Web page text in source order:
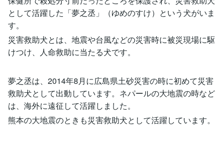
として活躍した「夢之丞」（ゆめのすけ）という犬がいま
す。
災害救助犬とは、地震や台風などの災害時に被災現場に駆
けつけ、人命救助に当たる犬です。
夢之丞は、2014年8月に広島県土砂災害の時に初めて災害
救助犬として出動しています。ネパールの大地震の時など
は、海外に遠征して活躍しました。
熊本の大地震のときも災害救助犬として活躍しています。